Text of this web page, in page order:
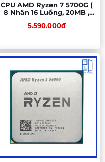
CPU AMD Ryzen 7 5700G (
8 Nhân 16 Luồng, 20MB ,
Hãng (MPK)
5.590.000đ